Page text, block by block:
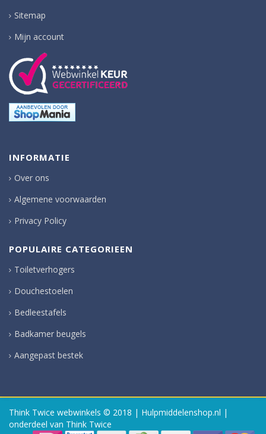
Sitemap
Mijn account
INFORMATIE
Over ons
Algemene voorwaarden
Privacy Policy
POPULAIRE CATEGORIEEN
Toiletverhogers
Douchestoelen
Bedleestafels
Badkamer beugels
Aangepast bestek
Think Twice webwinkels © 2018 | Hulpmiddelenshop.nl |
onderdeel van Think Twice